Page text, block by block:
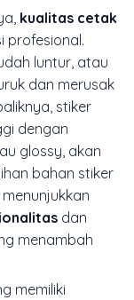
kualitas cetak
profesional.
luntur, atau
dan merusak
stiker
dengan
glossy , akan
bahan stiker
dan
menambah
memiliki